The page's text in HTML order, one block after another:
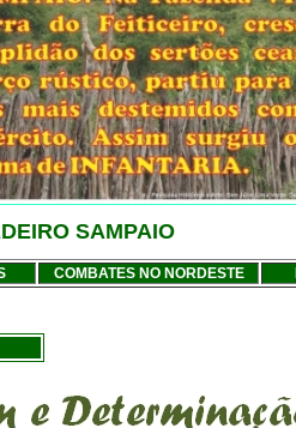
SAMPAIO
COMBATES NO NORDESTE